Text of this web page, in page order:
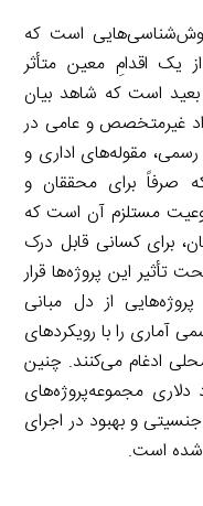
است که
یک اقدامِ معین متأثر
بعید است که شاهد بیان
غیرمتخصص و عامی در
مقوله‌های اداری و
صرفاً برای محققان و
مستلزم آن است که
برای کسانی قابل درک
این پروژه‌ها قرار
از دل مبانی
آماری را با رویکردهای
ادغام می‌کنند. چنین
با مشارکت ۵ میلیارد دلاری مجموعه‌پروژه‌های
و بهبود در اجرای
شده است.